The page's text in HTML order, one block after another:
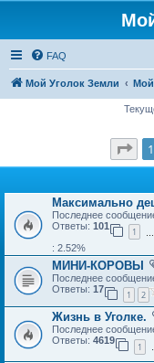
FAQ
Мой Уголок Земли Мой
1
Максимально
Последнее
Ответы: 101
1
: 2.52%
МИНИ-КОРОВЫ
Последнее
Ответы: 17
1 2
Жизнь в Уголке.
Последнее
Ответы: 4619
1